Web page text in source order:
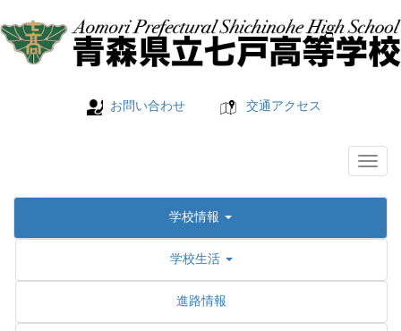
お問い合わせ 交通アクセス
学校情報
学校生活
進路情報